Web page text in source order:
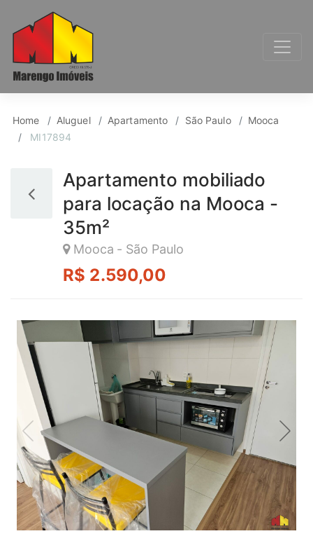
Apartamento para
Home Aluguel Apartamento São Paulo
Mooca
MI17894
Apartamento mobiliado
para locação na Mooca -
35m²
Mooca - São Paulo
R$ 2.590,00